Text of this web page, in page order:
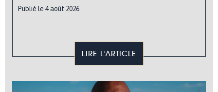
Publié le 4 août 2026
LIRE L'ARTICLE